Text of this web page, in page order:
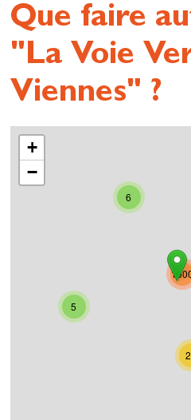
Que faire
"La Voie
Viennes" ?
5
6
+
−